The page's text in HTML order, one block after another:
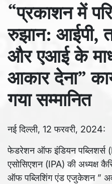
“प्रकाशन में
रुझान: आईपी,
और एआई के
आकार देना”
गया सम्मानित
नई दिल्ली, 12 फरवरी, 2024:
फेडरेशन ऑफ इंडियन पब्लिशर्स
एसोसिएशन (IPA) की अध्यक्ष
ऑफ पब्लिशिंग एंड एजुकेशन ”